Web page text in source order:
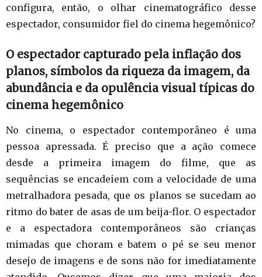
configura, então, o olhar cinematográfico desse
espectador, consumidor fiel do cinema hegemônico?
O espectador capturado pela inflação dos
planos, símbolos da riqueza da imagem, da
abundância e da opulência visual típicas do
cinema hegemônico
No cinema, o espectador contemporâneo é uma
pessoa apressada. É preciso que a ação comece
desde a primeira imagem do filme, que as
sequências se encadeiem com a velocidade de uma
metralhadora pesada, que os planos se sucedam ao
ritmo do bater de asas de um beija-flor. O espectador
e a espectadora contemporâneos são crianças
mimadas que choram e batem o pé se seu menor
desejo de imagens e de sons não for imediatamente